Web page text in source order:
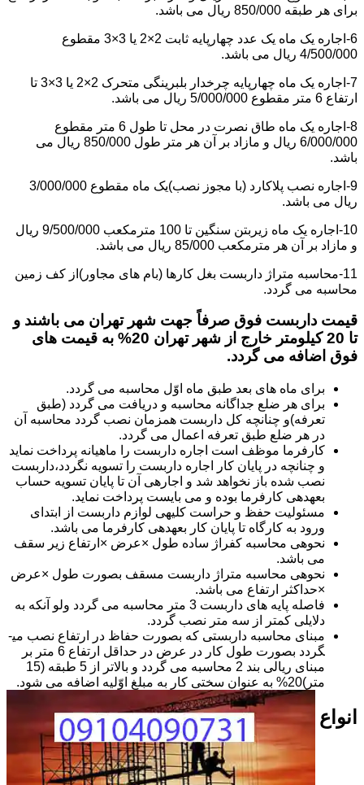
برای هر طبقه 850/000 ریال می باشد.
6-اجاره یک ماه یک عدد چهارپایه ثابت 2×2 یا 3×3 مقطوع
4/500/000 ریال می باشد.
7-اجاره یک ماه چهارپایه چرخدار بلبرینگی متحرک 2×2 یا 3×3 تا
ارتفاع 6 متر مقطوع 5/000/000 ریال می باشد.
8-اجاره یک ماه طاق نصرت در محل تا طول 6 متر مقطوع
6/000/000 ریال و مازاد بر آن هر متر طول 850/000 ریال می
باشد.
9-اجاره نصب پلاکارد (با مجوز نصب)یک ماه مقطوع 3/000/000
ریال می باشد.
10-اجاره یک ماه زیربتن سنگین تا 100 مترمکعب 9/500/000 ریال
و مازاد بر آن هر مترمکعب 85/000 ریال می باشد.
11-محاسبه متراژ داربست بغل کارها (بام های مجاور)از کف زمین
محاسبه می گردد.
قیمت داربست فوق صرفاً جهت شهر تهران می باشند و
تا 20 کیلومتر خارج از شهر تهران 20% به قیمت های
فوق اضافه می گردد.
برای ماه های بعد طبق ماه اوّل محاسبه می گردد.
برای هر ضلع جداگانه محاسبه و دریافت می گردد (طبق
تعرفه)و چنانچه کل داربست همزمان نصب گردد محاسبه آن
در هر ضلع طبق تعرفه اعمال می گردد.
کارفرما موظف است اجاره داربست را ماهیانه پرداخت نماید
و چنانچه در پایان کار اجاره داربست را تسویه نگردد،داربست
نصب شده باز نخواهد شد و اجاره­ی آن تا پایان تسویه حساب
بعهده­ی کارفرما بوده و می بایست پرداخت نماید.
مسئولیت حفظ و حراست کلیه­ی لوازم داربست از ابتدای
ورود به کارگاه تا پایان کار بعهده­ی کارفرما می باشد.
نحوه­ی محاسبه کفراژ ساده طول ×عرض ×ارتفاع زیر سقف
می باشد.
نحوه­ی محاسبه متراژ داربست مسقف بصورت طول ×عرض
×حداکثر ارتفاع می باشد.
فاصله پایه های داربست 3 متر محاسبه می گردد ولو آنکه به
دلایلی کمتر از سه متر نصب گردد.
مبنای محاسبه داربستی که بصورت حفاظ در ارتفاع نصب می­
گردد بصورت طول کار در عرض در حداقل ارتفاع 6 متر بر
مبنای ریالی بند 2 محاسبه می گردد و بالاتر از 5 طبقه (15
متر)20% به عنوان سختی کار به مبلغ اوّلیه اضافه می شود.
انواع